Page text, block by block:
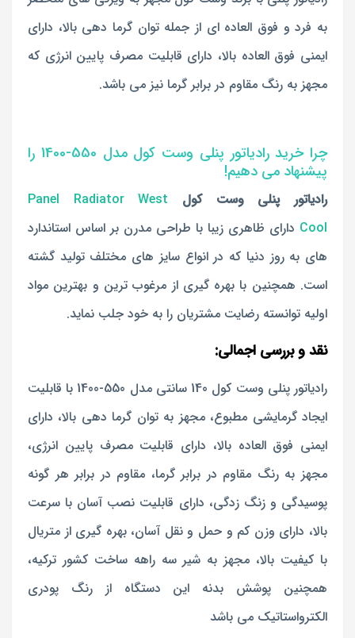
به فرد و فوق العاده ای از جمله توان گرما دهی بالا، دارای
ایمنی فوق العاده بالا، دارای قابلیت مصرف پایین انرژی که
مجهز به رنگ مقاوم در برابر گرما نیز می باشد.
چرا خرید رادیاتور پنلی وست کول مدل 550-1400 را
پیشنهاد می دهیم!
رادیاتور پنلی وست کول
Panel Radiator West
Cool دارای ظاهری زیبا با طراحی مدرن بر اساس استاندارد
های به روز دنیا که در انواع سایز های مختلف تولید گشته
است. همچنین با بهره گیری از مرغوب ترین و بهترین مواد
اولیه توانسته رضایت مشتریان را به خود جلب نماید.
نقد و بررسی اجمالی:
رادیاتور پنلی وست کول 140 سانتی مدل 550-1400 با قابلیت
ایجاد گرمایشی مطبوع، مجهز به توان گرما دهی بالا، دارای
ایمنی فوق العاده بالا، دارای قابلیت مصرف پایین انرژی،
مجهز به رنگ مقاوم در برابر گرما، مقاوم در برابر هر گونه
پوسیدگی و زنگ زدگی، دارای قابلیت نصب آسان با سرعت
بالا، دارای وزن کم و حمل و نقل آسان، بهره گیری از متریال
با کیفیت بالا، مجهز به شیر سه راهه ساخت کشور ترکیه،
همچنین پوشش بدنه این دستگاه از رنگ پودری
الکترواستاتیک می باشد